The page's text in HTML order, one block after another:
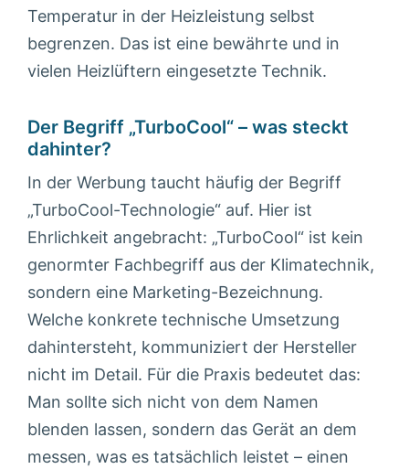
Temperatur in der Heizleistung selbst
begrenzen. Das ist eine bewährte und in
vielen Heizlüftern eingesetzte Technik.
Der Begriff „TurboCool“ – was steckt
dahinter?
In der Werbung taucht häufig der Begriff
„TurboCool-Technologie“ auf. Hier ist
Ehrlichkeit angebracht: „TurboCool“ ist kein
genormter Fachbegriff aus der Klimatechnik,
sondern eine Marketing-Bezeichnung.
Welche konkrete technische Umsetzung
dahintersteht, kommuniziert der Hersteller
nicht im Detail. Für die Praxis bedeutet das:
Man sollte sich nicht von dem Namen
blenden lassen, sondern das Gerät an dem
messen, was es tatsächlich leistet – einen